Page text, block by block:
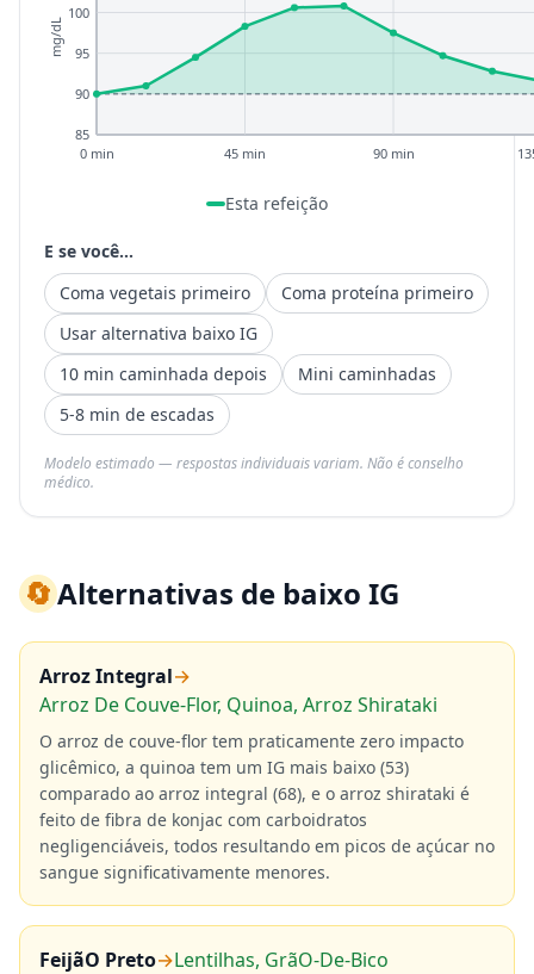
85
90
95
100
0 min 45 min 90 min
mg/dL
Esta refeição
E se você...
Coma vegetais primeiro
Coma proteína primeiro
Usar alternativa baixo IG
10 min caminhada depois
Mini caminhadas
5-8 min de escadas
Modelo estimado — respostas individuais variam. Não é conselho
médico.
🔄Alternativas de baixo IG
Arroz Integral→
Arroz De Couve-Flor, Quinoa, Arroz Shirataki
O arroz de couve-flor tem praticamente zero impacto
glicêmico, a quinoa tem um IG mais baixo (53)
comparado ao arroz integral (68), e o arroz shirataki é
feito de fibra de konjac com carboidratos
negligenciáveis, todos resultando em picos de açúcar no
sangue significativamente menores.
FeijãO Preto→Lentilhas, GrãO-De-Bico